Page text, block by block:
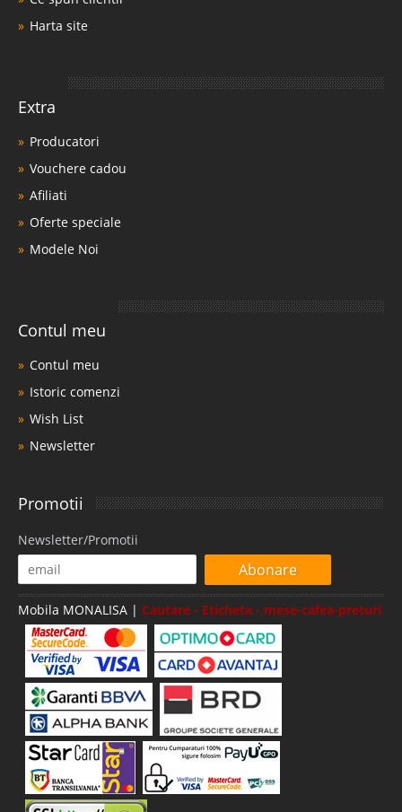
Harta site
Extra
Producatori
Vouchere cadou
Afiliati
Oferte speciale
Modele Noi
Contul meu
Contul meu
Istoric comenzi
Wish List
Newsletter
Promotii
Newsletter/Promotii
Abonare
Mobila MONALISA | Cautare - Eticheta - mese-cafea-preturi